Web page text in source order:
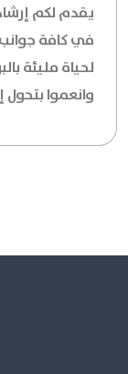
يقدم لكم
في كافة
لحياة مليئة
وانعموا